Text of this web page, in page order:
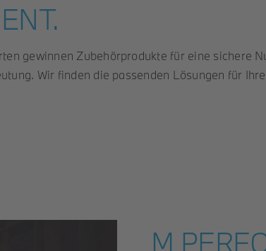
gewinnen Zubehörprodukte für eine sichere
Wir finden die passenden Lösungen für
M